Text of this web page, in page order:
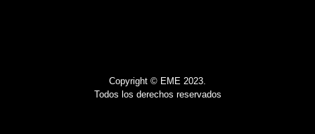
Copyright © EME 2023.
Todos los derechos reservados